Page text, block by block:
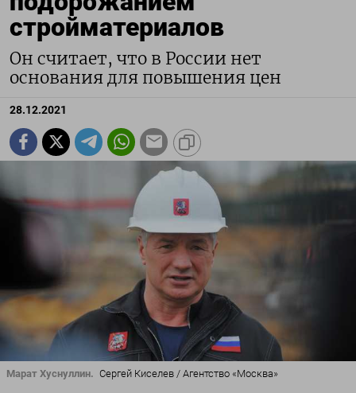
стройматериалов
Он считает, что в России нет
основания для повышения цен
28.12.2021
Марат Хуснуллин. Сергей Киселев / Агентство «Москва»